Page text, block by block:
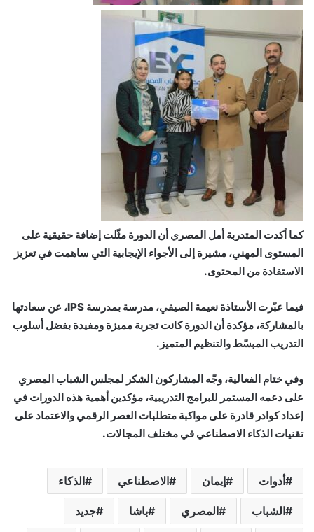
كما أكدت المتدربة أمل المصري أن الدورة مثّلت إضافة حقيقية على
المستوى المهني، مشيرة إلى الأجواء الإيجابية التي ساهمت في تعزيز
الاستفادة من المحتوى.
فيما عبّرت الأستاذة نعيمة الصيفي، مدرسة بمدرسة IPS، عن سعادتها
بالمشاركة، مؤكدة أن الدورة كانت تجربة مميزة ومفيدة بفضل أسلوب
التدريب المبسّط والتنظيم المتميز.
وفي ختام الفعالية، وجّه المشاركون الشكر لمجلس الشباب المصري
على دعمه المستمر للبرامج التدريبية، مؤكدين أهمية هذه الدورات في
إعداد كوادر قادرة على مواكبة متطلبات العصر الرقمي والاعتماد على
تقنيات الذكاء الاصطناعي في مختلف المجالات.
أدوات إيمان الاصطناعي الذكاء
الشباب المصري باشا جديد